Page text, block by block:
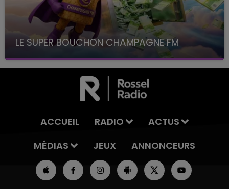
LE SUPER BOUCHON CHAMPAGNE FM
avec La Famille Champagne FM, à 8H10
ACCUEIL RADIO
ACTUS
MÉDIAS
JEUX ANNONCEURS